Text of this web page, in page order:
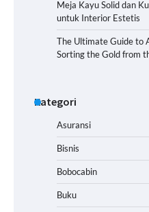
Meja Kayu Solid dan
untuk Interior Estetis
The Ultimate Guide to
Sorting the Gold from
Kategori
Asuransi
Bisnis
Bobocabin
Buku